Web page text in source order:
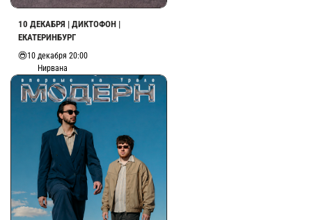
10 ДЕКАБРЯ | ДИКТОФОН |
ЕКАТЕРИНБУРГ
10 декабря 20:00
Нирвана